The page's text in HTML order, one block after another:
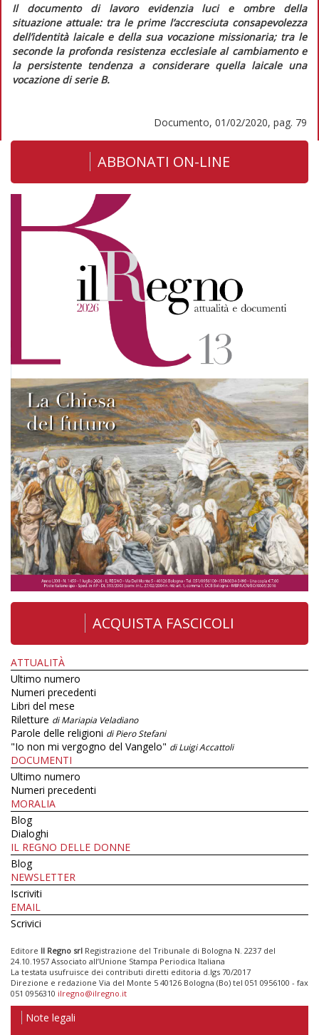
Il documento di lavoro evidenzia luci e ombre della
situazione attuale: tra le prime l’accresciuta consapevolezza
dell’identità laicale e della sua vocazione missionaria; tra le
seconde la profonda resistenza ecclesiale al cambiamento e
la persistente tendenza a considerare quella laicale una
vocazione di serie B.
Documento, 01/02/2020, pag. 79
ABBONATI ON-LINE
ACQUISTA FASCICOLI
ATTUALITÀ
Ultimo numero
Numeri precedenti
Libri del mese
Riletture di Mariapia Veladiano
Parole delle religioni di Piero Stefani
"Io non mi vergogno del Vangelo" di Luigi Accattoli
DOCUMENTI
Ultimo numero
Numeri precedenti
MORALIA
Blog
Dialoghi
IL REGNO DELLE DONNE
Blog
NEWSLETTER
Iscriviti
EMAIL
Scrivici
Editore Il Regno srl Registrazione del Tribunale di Bologna N. 2237 del
24.10.1957 Associato all’Unione Stampa Periodica Italiana
La testata usufruisce dei contributi diretti editoria d.lgs 70/2017
Direzione e redazione Via del Monte 5 40126 Bologna (Bo) tel 051 0956100 - fax
051 0956310 ilregno@ilregno.it
Note legali